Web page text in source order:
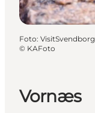
Vornæs
Foto: VisitSvendborg
© KAFoto